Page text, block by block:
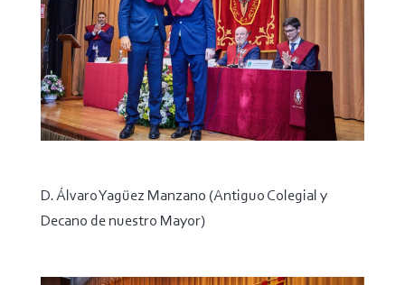
D. Álvaro Yagüez Manzano (Antiguo Colegial y
Decano de nuestro Mayor)